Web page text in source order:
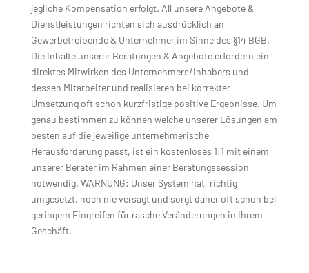
jegliche Kompensation erfolgt. All unsere Angebote &
Dienstleistungen richten sich ausdrücklich an
Gewerbetreibende & Unternehmer im Sinne des §14 BGB.
Die Inhalte unserer Beratungen & Angebote erfordern ein
direktes Mitwirken des Unternehmers/Inhabers und
dessen Mitarbeiter und realisieren bei korrekter
Umsetzung oft schon kurzfristige positive Ergebnisse. Um
genau bestimmen zu können welche unserer Lösungen am
besten auf die jeweilige unternehmerische
Herausforderung passt, ist ein kostenloses 1:1 mit einem
unserer Berater im Rahmen einer Beratungssession
notwendig. WARNUNG: Unser System hat, richtig
umgesetzt, noch nie versagt und sorgt daher oft schon bei
geringem Eingreifen für rasche Veränderungen in Ihrem
Geschäft.